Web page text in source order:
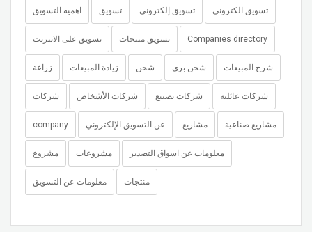
اهميه التسويق تسويق تسويق إلكتروني تسويق الكترونى
تسويق على الانترنت تسويق منتجات Companies directory
زراعة زيادة المبيعات شحن شحن بري شرح المبيعات
شركات شركات الأشخاص شركات تصنيع شركات عائلية
company عن التسويق الإلكتروني مشاريع مشاريع صناعية
مشروع مشروعات معلومات عن اسواق التصدير
معلومات عن التسويق منتجات